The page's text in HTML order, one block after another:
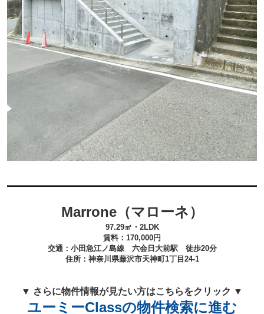
Marrone（マローネ）
97.29㎡・2LDK
賃料：170,000円
交通：小田急江ノ島線 六会日大前駅 徒歩20分
住所： 神奈川県藤沢市天神町1丁目24-1
▼ さらに物件情報が見たい方はこちらをクリック ▼
ユーミーClassの物件検索に進む